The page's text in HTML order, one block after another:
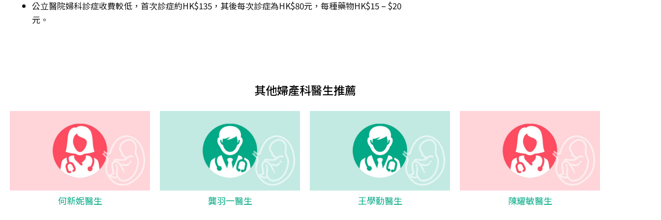
公立醫院婦科診症收費較低，首次診症約HK$135，其後每次診症為HK$80元，每種藥物HK$15 – $20
元。
其他婦產科醫生推薦
何新妮醫生 龔羽一醫生 王學勤醫生 陳耀敏醫生